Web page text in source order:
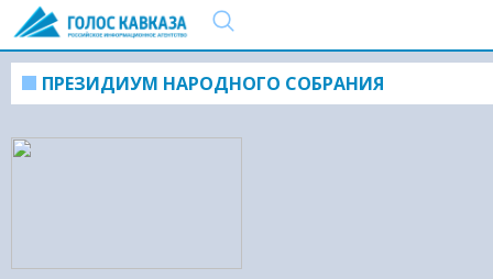
ПРЕЗИДИУМ НАРОДНОГО СОБРАНИЯ